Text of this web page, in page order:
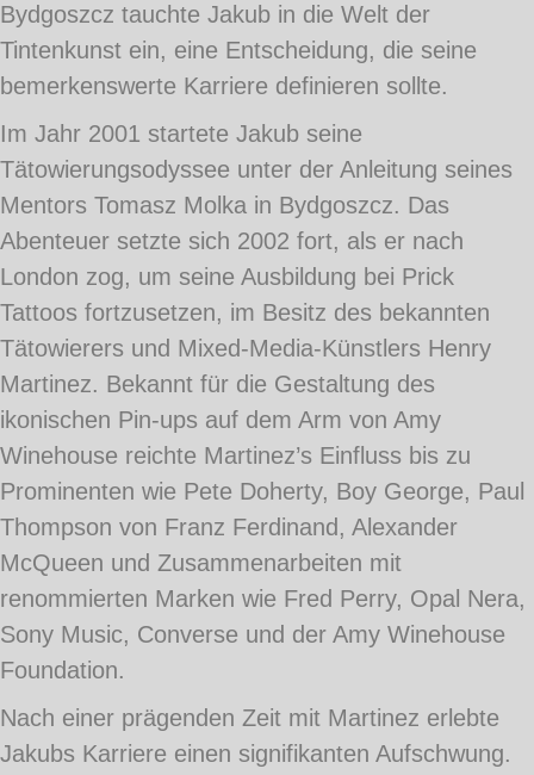
Bydgoszcz tauchte Jakub in die Welt der
Tintenkunst ein, eine Entscheidung, die seine
bemerkenswerte Karriere definieren sollte.
Im Jahr 2001 startete Jakub seine
Tätowierungsodyssee unter der Anleitung seines
Mentors Tomasz Molka in Bydgoszcz. Das
Abenteuer setzte sich 2002 fort, als er nach
London zog, um seine Ausbildung bei Prick
Tattoos fortzusetzen, im Besitz des bekannten
Tätowierers und Mixed-Media-Künstlers Henry
Martinez. Bekannt für die Gestaltung des
ikonischen Pin-ups auf dem Arm von Amy
Winehouse reichte Martinez’s Einfluss bis zu
Prominenten wie Pete Doherty, Boy George, Paul
Thompson von Franz Ferdinand, Alexander
McQueen und Zusammenarbeiten mit
renommierten Marken wie Fred Perry, Opal Nera,
Sony Music, Converse und der Amy Winehouse
Foundation.
Nach einer prägenden Zeit mit Martinez erlebte
Jakubs Karriere einen signifikanten Aufschwung.